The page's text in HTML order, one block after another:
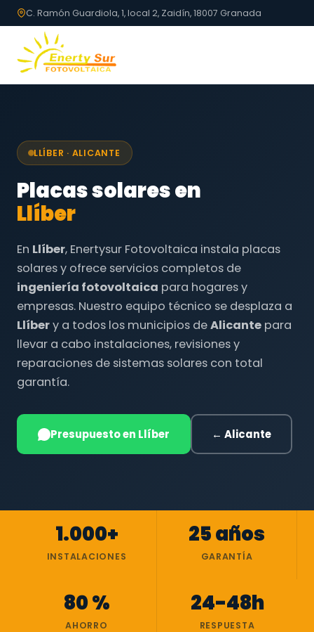
C. Ramón Guardiola, 1, local 2, Zaidín, 18007 Granada
LLÍBER · ALICANTE
Placas solares en
Llíber
En Llíber, Enertysur Fotovoltaica instala placas
solares y ofrece servicios completos de
ingeniería fotovoltaica para hogares y
empresas. Nuestro equipo técnico se desplaza a
Llíbery a todos los municipios deAlicante para
llevar a cabo instalaciones, revisiones y
reparaciones de sistemas solares con total
garantía.
Presupuesto en Llíber ← Alicante
1.000+
INSTALACIONES
25 años
GARANTÍA
80 %
AHORRO
24-48h
RESPUESTA